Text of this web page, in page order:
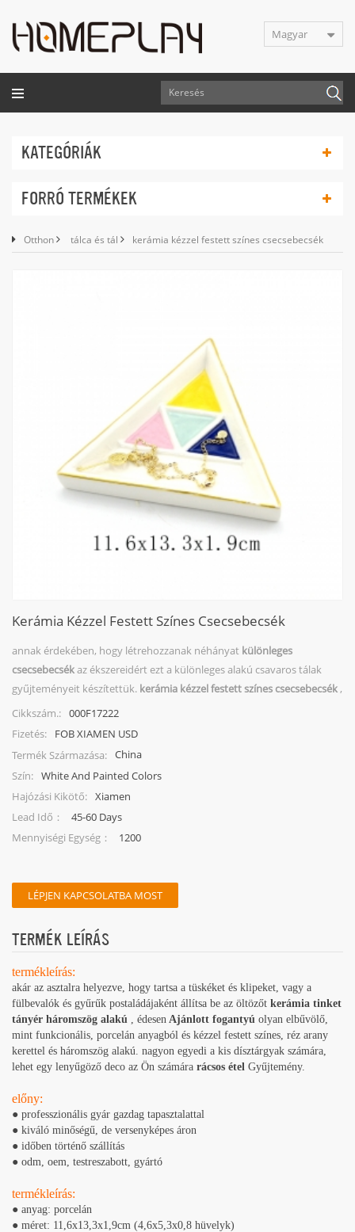
Magyar
KATEGÓRIÁK
FORRÓ TERMÉKEK
Otthon tálca és tál kerámia kézzel festett színes csecsebecsék
Kerámia Kézzel Festett Színes Csecsebecsék
annak érdekében, hogy létrehozzanak néhányat különleges
csecsebecsékaz ékszereidért ezt a különleges alakú csavaros tálak
gyűjteményeit készítettük. kerámia kézzel festett színes csecsebecsék ,
több geometrikus alakkal.
Cikkszám.: 000F17222
Fizetés:
FOB XIAMEN USD
Termék Származása: China
Szín: White And Painted Colors
Hajózási Kikötő: Xiamen
Lead Idő：
45-60 Days
Mennyiségi Egység：
1200
LÉPJEN KAPCSOLATBA MOST
TERMÉK LEÍRÁS
termékleírás:
akár az asztalra helyezve, hogy tartsa a tüskéket és klipeket, vagy a
fülbevalók és gyűrűk postaládájaként állítsa be az öltözőt kerámia tinket
tányér háromszög alakú , édesen Ajánlott fogantyú olyan elbűvölő,
mint funkcionális, porcelán anyagból és kézzel festett színes, réz arany
kerettel és háromszög alakú. nagyon egyedi a kis dísztárgyak számára,
lehet egy lenyűgöző deco az Ön számára rácsos étel Gyűjtemény.
előny:
● professzionális gyár gazdag tapasztalattal
● kiváló minőségű, de versenyképes áron
● időben történő szállítás
● odm, oem, testreszabott, gyártó
termékleírás:
● anyag: porcelán
● méret: 11,6x13,3x1,9cm (4,6x5,3x0,8 hüvelyk)